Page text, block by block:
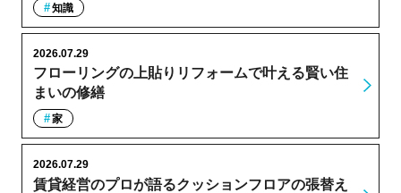
知識
フローリングの上貼りリフォームで叶える賢い住
まいの修繕
2026.07.29
家
賃貸経営のプロが語るクッションフロアの張替え
2026.07.29